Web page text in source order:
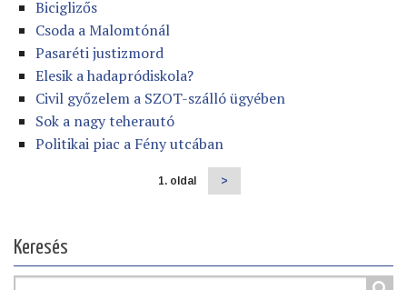
Biciglizős
Csoda a Malomtónál
Pasaréti justizmord
Elesik a hadapródiskola?
Civil győzelem a SZOT-szálló ügyében
Sok a nagy teherautó
Politikai piac a Fény utcában
1. oldal
Következő
oldal
>
Keresés